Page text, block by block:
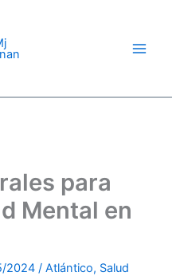
para
Mental en
2024 / Atlántico, Salud